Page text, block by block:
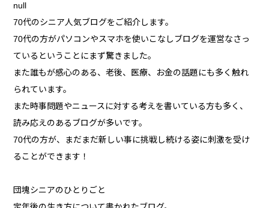
null
70代のシニア人気ブログをご紹介します。
70代の方がパソコンやスマホを使いこなしブログを運営なさっ
ているということにまず驚きました。
また誰もが感心のある、老後、医療、お金の話題にも多く触れ
られています。
また時事問題やニュースに対する考えを書いている方も多く、
読み応えのあるブログが多いです。
70代の方が、まだまだ新しい事に挑戦し続ける姿に刺激を受け
ることができます！
団塊シニアのひとりごと